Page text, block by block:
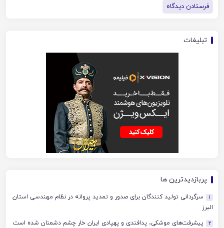
تبلیغات
پربازدیدترین ها
1
سرگردانی تولید کنندگان برای صدور و تمدید پروانه در نظام مهندسی استان
البرز
2 پیشرفت‌های موشکی، پدافندی و پهپادی ایران خار چشم دشمنان شده است